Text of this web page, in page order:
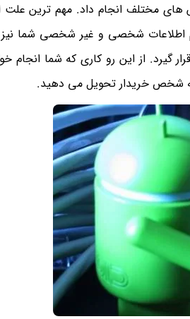
های مختلف انجام داد. مهم ترین علت
اطلاعات شخصی و غیر شخصی شما
گیرد. از این رو کاری که شما انجام
به شخص خریدار تحویل می دهید.